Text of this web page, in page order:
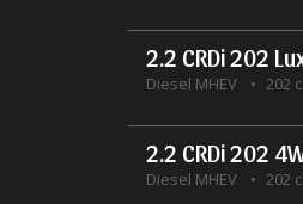
2.2 CRDi 202
Diesel MHEV 202
2.2 CRDi 202
Diesel MHEV 202